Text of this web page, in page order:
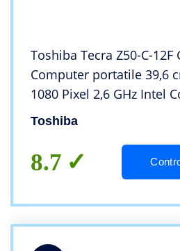
Toshiba Tecra Z50-C-
Computer portatile 39,6
1080 Pixel 2,6 GHz Intel
generazione i7-6600U
Toshiba
8.7